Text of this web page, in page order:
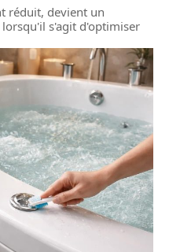
réduit, devient un
s'agit d'optimiser